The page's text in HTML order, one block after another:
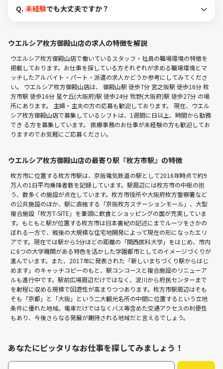
Q. 未経験でも大丈夫ですか？
ウエルシア枚方御殿山店の求人の特徴を解説
ウエルシア枚方御殿山店で働いているスタッフ・社員の職場環境の特徴を
掲載しております。お仕事を探している方それぞれが求める職場環境とマ
ッチしたアルバイト・パート・派遣の求人かどうか参考にしてみてくださ
い。 ウエルシア枚方御殿山店は、 御殿山駅 徒歩7分 宮之阪駅 徒歩16分枚
方市駅 徒歩16分 星ケ丘(大阪府)駅 徒歩24分牧野(大阪府)駅 徒歩27分 の場
所にあります。 主婦・主夫の方の応募も歓迎しております。 現在、ウエル
シア枚方御殿山店で募集しているシフトは、1週間に日以上、時間から勤務
でき る方を募集しています。 医療事務のお仕事が未経験の方も歓迎してお
りますのでお気軽にご応募ください。
ウエルシア枚方御殿山店の最寄り駅『枚方市駅』の特徴
枚方市に位置する枚方市駅は、京阪電気鉄道の駅として2016年時点で約9
万人の1日平均乗降者数を記録しています。駅周辺には枚方市の中枢の担
う、数多くの施設が点在しています。枚方市役所や大阪府枚方警察署など
の公共施設のほか、駅に直結する「京阪枚方ステーションモール」、大型
複合施設「枚方T-SITE」を筆頭に飲食とショッピングの面が充実していま
す。もともと駅が位置する枚方市は日本書紀の記述にまでルーツをさかの
ぼれる一方で、戦後の大規模な住宅地開発によって現在の形になったエリ
アです。現在では駅から5分ほどの距離の「関西医科大学」をはじめ、市内
に6つの大学機関がある特色を活かした学園都市としてのイメージづくりが
進んでいます。また、2017年に発表された「新しいまちづくり駅からはじ
めます」のキャッチコピーのもと、駅コンコースと複合施設のリニューア
ルも進行中です。駅前広場周辺だけではなく、淀川から府民センターまで
を射程に収める規模で回遊性が高まりつつあります。枚方市駅周辺はそも
そも「京都」と「大阪」という二大観光名所の中間に位置するという立地
条件に優れた地域。電車だけではなくバス等含めた交通アクセスの利便性
もあり、今後さらなる発展が期待される地域だと言えるでしょう。
あなたにピッタリなお仕事を探してみましょう！